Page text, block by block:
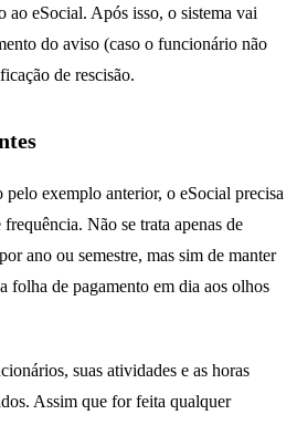
ao eSocial. Após isso, o sistema vai
do aviso (caso o funcionário não
de rescisão.
exemplo anterior, o eSocial precisa
Não se trata apenas de
ano ou semestre, mas sim de manter
folha de pagamento em dia aos olhos
suas atividades e as horas
Assim que for feita qualquer